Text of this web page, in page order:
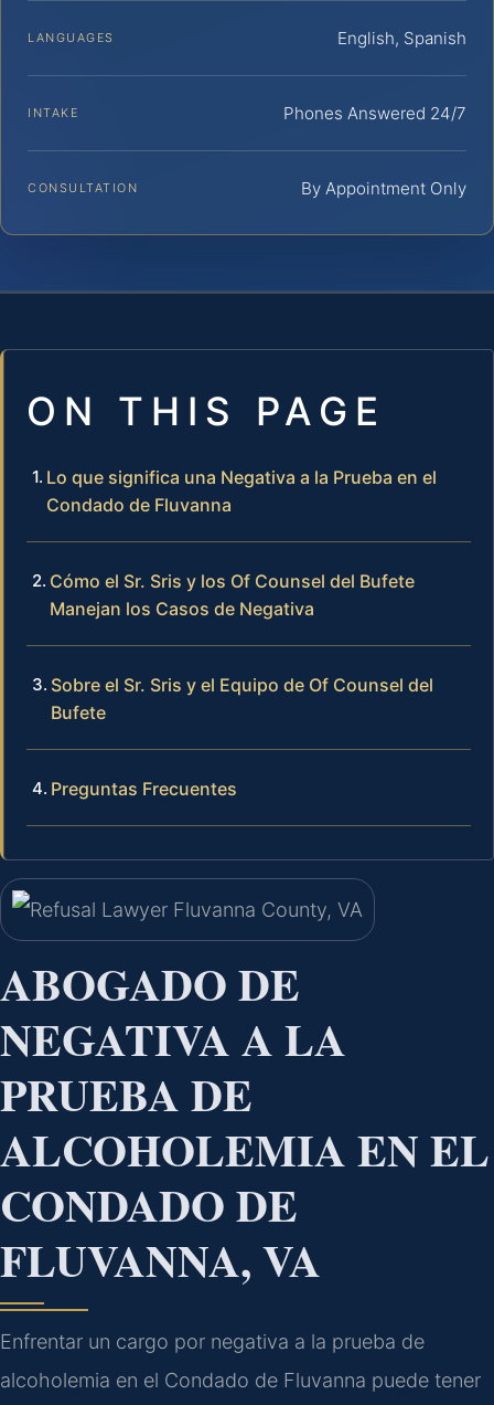
LANGUAGES English, Spanish
INTAKE Phones Answered 24/7
CONSULTATION By Appointment Only
ON THIS PAGE
Lo que significa una Negativa a la Prueba en el
Condado de Fluvanna
Cómo el Sr. Sris y los Of Counsel del Bufete
Manejan los Casos de Negativa
Sobre el Sr. Sris y el Equipo de Of Counsel del
Bufete
Preguntas Frecuentes
ABOGADO DE
NEGATIVA A LA
PRUEBA DE
ALCOHOLEMIA EN EL
CONDADO DE
FLUVANNA, VA
Enfrentar un cargo por negativa a la prueba de
alcoholemia en el Condado de Fluvanna puede tener